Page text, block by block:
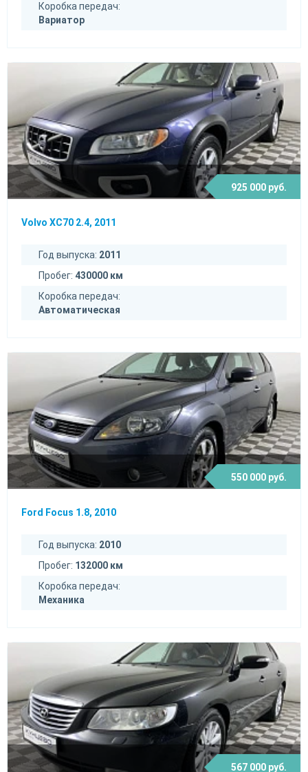
Коробка передач:
Вариатор
925 000 руб.
Volvo XC70 2.4, 2011
Год выпуска: 2011
Пробег: 430000 км
Коробка передач:
Автоматическая
550 000 руб.
Ford Focus 1.8, 2010
Год выпуска: 2010
Пробег: 132000 км
Коробка передач:
Механика
567 000 руб.